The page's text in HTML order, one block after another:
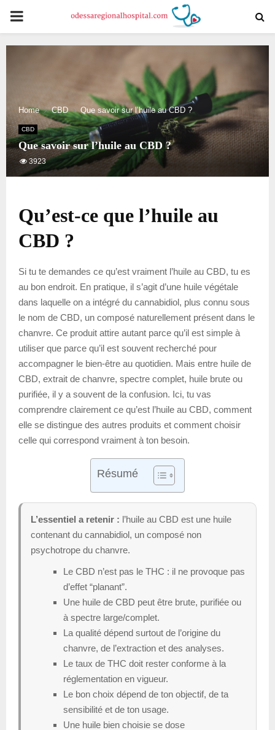
PRIMARY
MENU
Home CBD Que savoir sur l’huile au CBD ?
CBD
Que savoir sur l’huile au CBD ?
3923
Qu’est-ce que l’huile au
CBD ?
Si tu te demandes ce qu’est vraiment l’huile au CBD, tu es
au bon endroit. En pratique, il s’agit d’une huile végétale
dans laquelle on a intégré du cannabidiol, plus connu sous
le nom de CBD, un composé naturellement présent dans le
chanvre. Ce produit attire autant parce qu’il est simple à
utiliser que parce qu’il est souvent recherché pour
accompagner le bien-être au quotidien. Mais entre huile de
CBD, extrait de chanvre, spectre complet, huile brute ou
purifiée, il y a souvent de la confusion. Ici, tu vas
comprendre clairement ce qu’est l’huile au CBD, comment
elle se distingue des autres produits et comment choisir
celle qui correspond vraiment à ton besoin.
Résumé
L’essentiel a retenir : l’huile au CBD est une huile
contenant du cannabidiol, un composé non
psychotrope du chanvre.
Le CBD n’est pas le THC : il ne provoque pas
d’effet “planant”.
Une huile de CBD peut être brute, purifiée ou
à spectre large/complet.
La qualité dépend surtout de l’origine du
chanvre, de l’extraction et des analyses.
Le taux de THC doit rester conforme à la
réglementation en vigueur.
Le bon choix dépend de ton objectif, de ta
sensibilité et de ton usage.
Une huile bien choisie se dose